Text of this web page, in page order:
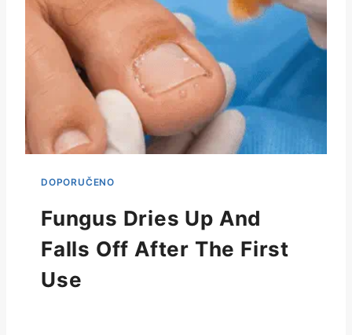
Fungus Dries Up And
Falls Off After The First
Use